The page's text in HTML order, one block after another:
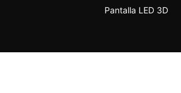
Pantalla LED 3D